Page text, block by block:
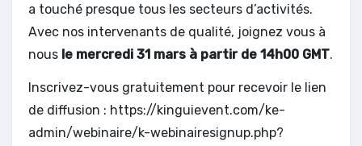
a touché presque tous les secteurs d’activités.
Avec nos intervenants de qualité, joignez vous à
nous le mercredi 31 mars à partir de 14h00 GMT.
Inscrivez-vous gratuitement pour recevoir le lien
de diffusion : https://kinguievent.com/ke-
admin/webinaire/k-webinairesignup.php?